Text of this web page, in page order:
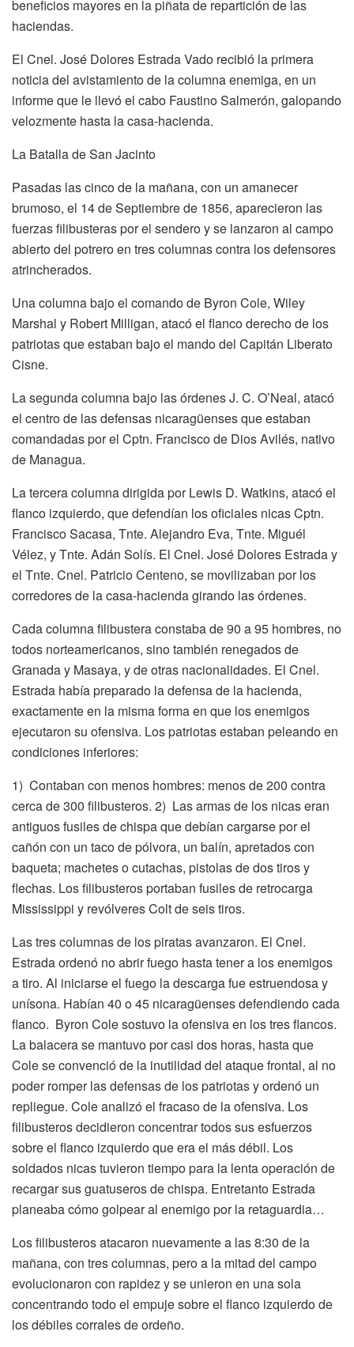
beneficios mayores en la piñata de repartición de las
haciendas.
El Cnel. José Dolores Estrada Vado recibió la primera
noticia del avistamiento de la columna enemiga, en un
informe que le llevó el cabo Faustino Salmerón, galopando
velozmente hasta la casa-hacienda.
La Batalla de San Jacinto
Pasadas las cinco de la mañana, con un amanecer
brumoso, el 14 de Septiembre de 1856, aparecieron las
fuerzas filibusteras por el sendero y se lanzaron al campo
abierto del potrero en tres columnas contra los defensores
atrincherados.
Una columna bajo el comando de Byron Cole, Wiley
Marshal y Robert Milligan, atacó el flanco derecho de los
patriotas que estaban bajo el mando del Capitán Liberato
Cisne.
La segunda columna bajo las órdenes J. C. O’Neal, atacó
el centro de las defensas nicaragüenses que estaban
comandadas por el Cptn. Francisco de Dios Avilés, nativo
de Managua.
La tercera columna dirigida por Lewis D. Watkins, atacó el
flanco izquierdo, que defendían los oficiales nicas Cptn.
Francisco Sacasa, Tnte. Alejandro Eva, Tnte. Miguél
Vélez, y Tnte. Adán Solís. El Cnel. José Dolores Estrada y
el Tnte. Cnel. Patricio Centeno, se movilizaban por los
corredores de la casa-hacienda girando las órdenes.
Cada columna filibustera constaba de 90 a 95 hombres, no
todos norteamericanos, sino también renegados de
Granada y Masaya, y de otras nacionalidades. El Cnel.
Estrada había preparado la defensa de la hacienda,
exactamente en la misma forma en que los enemigos
ejecutaron su ofensiva. Los patriotas estaban peleando en
condiciones inferiores:
1) Contaban con menos hombres: menos de 200 contra
cerca de 300 filibusteros. 2) Las armas de los nicas eran
antiguos fusiles de chispa que debían cargarse por el
cañón con un taco de pólvora, un balín, apretados con
baqueta; machetes o cutachas, pistolas de dos tiros y
flechas. Los filibusteros portaban fusiles de retrocarga
Mississippi y revólveres Colt de seis tiros.
Las tres columnas de los piratas avanzaron. El Cnel.
Estrada ordenó no abrir fuego hasta tener a los enemigos
a tiro. Al iniciarse el fuego la descarga fue estruendosa y
unísona. Habían 40 o 45 nicaragüenses defendiendo cada
flanco. Byron Cole sostuvo la ofensiva en los tres flancos.
La balacera se mantuvo por casi dos horas, hasta que
Cole se convenció de la inutilidad del ataque frontal, al no
poder romper las defensas de los patriotas y ordenó un
repliegue. Cole analizó el fracaso de la ofensiva. Los
filibusteros decidieron concentrar todos sus esfuerzos
sobre el flanco izquierdo que era el más débil. Los
soldados nicas tuvieron tiempo para la lenta operación de
recargar sus guatuseros de chispa. Entretanto Estrada
planeaba cómo golpear al enemigo por la retaguardia…
Los filibusteros atacaron nuevamente a las 8:30 de la
mañana, con tres columnas, pero a la mitad del campo
evolucionaron con rapidez y se unieron en una sola
concentrando todo el empuje sobre el flanco izquierdo de
los débiles corrales de ordeño.